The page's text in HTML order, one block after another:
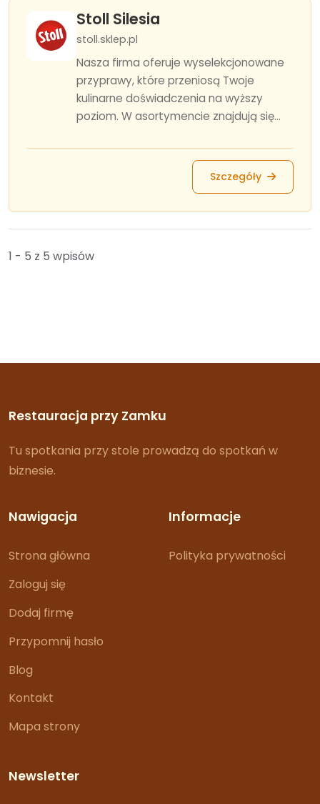
Stoll Silesia
stoll.sklep.pl
Nasza firma oferuje wyselekcjonowane
przyprawy, które przeniosą Twoje
kulinarne doświadczenia na wyższy
poziom. W asortymencie znajdują się...
Szczegóły
1 - 5 z 5 wpisów
Restauracja przy Zamku
Tu spotkania przy stole prowadzą do spotkań w
biznesie.
Nawigacja
Strona główna
Zaloguj się
Dodaj firmę
Przypomnij hasło
Blog
Kontakt
Mapa strony
Informacje
Polityka prywatności
Newsletter